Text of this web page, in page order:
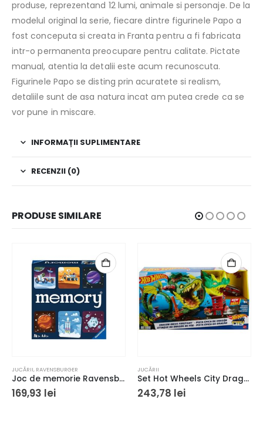
produse, reprezentand 12 lumi, animale si personaje. De la
modelul original la serie, fiecare dintre figurinele Papo a
fost conceputa si creata in Franta pentru a fi fabricata
intr-o permanenta preocupare pentru calitate. Pictate
manual, atentia la detalii este acum recunoscuta.
Figurinele Papo se disting prin acuratete si realism,
detaliile sunt de asa natura incat am putea crede ca se
vor pune in miscare.
INFORMAȚII SUPLIMENTARE
RECENZII (0)
PRODUSE SIMILARE
JUCĂRII, RAVENSBURGER
Joc de memorie Ravensburger Memory Spatiul
169,93 lei
JUCĂRII
Set Hot Wheels City Dragon Drive Firefight
243,78 lei